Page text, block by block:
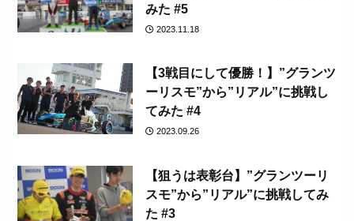
みた #5
2023.11.18
【3戦目にして優勝！】”グランツ
ーリスモ”から”リアル”に挑戦し
てみた #4
2023.09.26
【狙うは表彰台】”グランツーリ
スモ”から”リアル”に挑戦してみ
た #3